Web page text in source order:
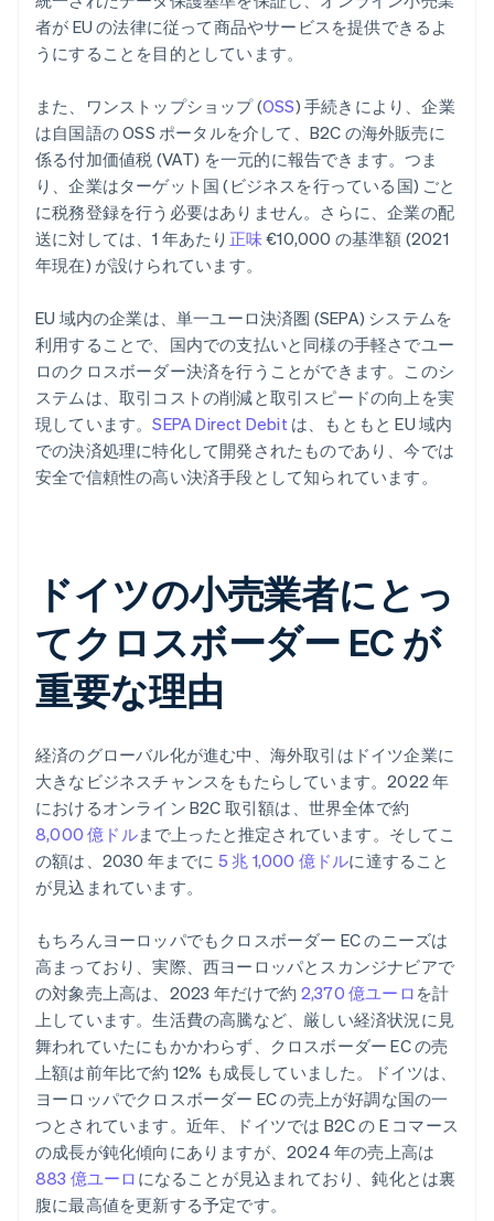
者が EU の法律に従って商品やサービスを提供できるよ
うにすることを目的としています。
また、ワンストップショップ (OSS) 手続きにより、企業
は自国語の OSS ポータルを介して、B2C の海外販売に
係る付加価値税 (VAT) を一元的に報告できます。つま
り、企業はターゲット国 (ビジネスを行っている国) ごと
に税務登録を行う必要はありません。さらに、企業の配
送に対しては、1 年あたり 正味 €10,000 の基準額 (2021
年現在) が設けられています。
EU 域内の企業は、単一ユーロ決済圏 (SEPA) システムを
利用することで、国内での支払いと同様の手軽さでユー
ロのクロスボーダー決済を行うことができます。このシ
ステムは、取引コストの削減と取引スピードの向上を実
現しています。SEPA Direct Debit は、もともと EU 域内
での決済処理に特化して開発されたものであり、今では
安全で信頼性の高い決済手段として知られています。
ドイツの小売業者にとっ
てクロスボーダー EC が
重要な理由
経済のグローバル化が進む中、海外取引はドイツ企業に
大きなビジネスチャンスをもたらしています。2022 年
におけるオンライン B2C 取引額は、世界全体で約
8,000 億ドルまで上ったと推定されています。そしてこ
の額は、2030 年までに 5 兆 1,000 億ドルに達すること
が見込まれています。
もちろんヨーロッパでもクロスボーダー EC のニーズは
高まっており、実際、西ヨーロッパとスカンジナビアで
の対象売上高は、2023 年だけで約 2,370 億ユーロ を計
上しています。生活費の高騰など、厳しい経済状況に見
舞われていたにもかかわらず、クロスボーダー EC の売
上額は前年比で約 12% も成長していました。ドイツは、
ヨーロッパでクロスボーダー EC の売上が好調な国の一
つとされています。近年、ドイツでは B2C の E コマース
の成長が鈍化傾向にありますが、2024 年の売上高は
883 億ユーロ になることが見込まれており、鈍化とは裏
腹に最高値を更新する予定です。